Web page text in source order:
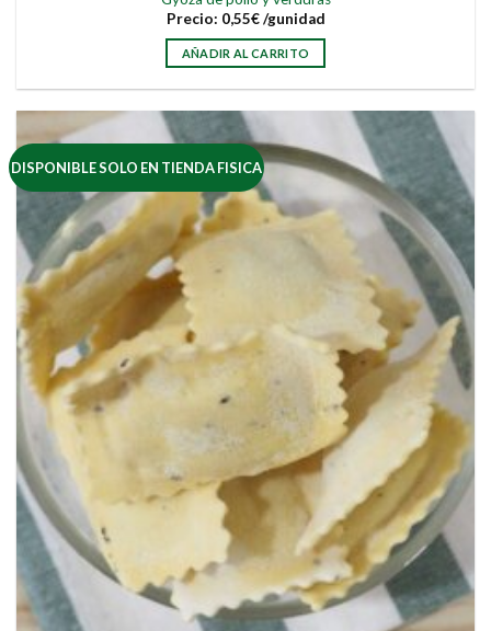
Precio: 0,55€ /gunidad
AÑADIR AL CARRITO
DISPONIBLE SOLO EN TIENDA FISICA